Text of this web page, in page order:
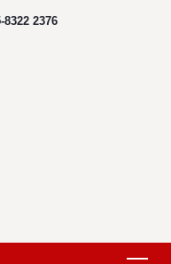
8322 2376